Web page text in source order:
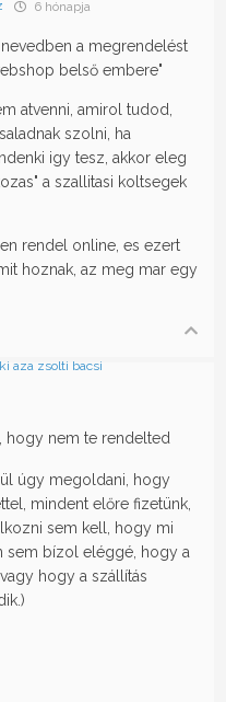
6 hónapja
a megrendelést
belső embere"
atvenni, amirol tudod,
szolni, ha
igy tesz, akkor eleg
a szallitasi koltsegek
rendel online, es ezert
hoznak, az meg mar egy
aza zsolti bacsi
hogy nem te rendelted
úgy megoldani, hogy
mindent előre fizetünk,
sem kell, hogy mi
sem bízol eléggé, hogy a
hogy a szállítás